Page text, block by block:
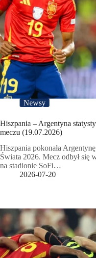
Newsy
Hiszpania – Argentyna
meczu (19.07.2026)
Hiszpania pokonała
Świata 2026. Mecz odbył się
na stadionie SoFi…
2026-07-20